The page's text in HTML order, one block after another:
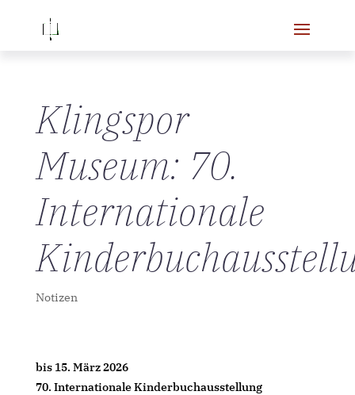
Klingspor
Museum: 70.
Internationale
Notizen
bis 15. März 2026
70. Internationale Kinderbuchausstellung